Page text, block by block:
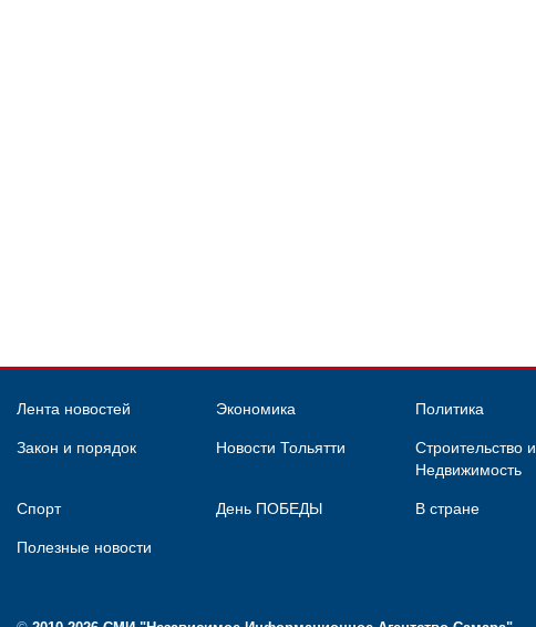
Лента новостей Экономика Политика
Закон и порядок Новости Тольятти
Строительство и
Недвижимость
Спорт День ПОБЕДЫ В стране
Полезные новости